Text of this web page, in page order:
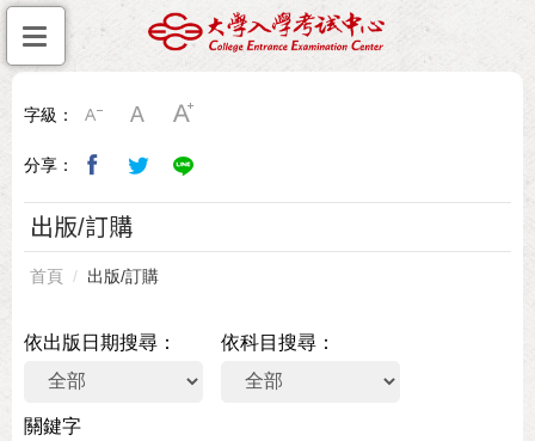
字級：
分享：
出版/訂購
首頁 出版/訂購
依出版日期搜尋 依科目搜尋
關鍵字